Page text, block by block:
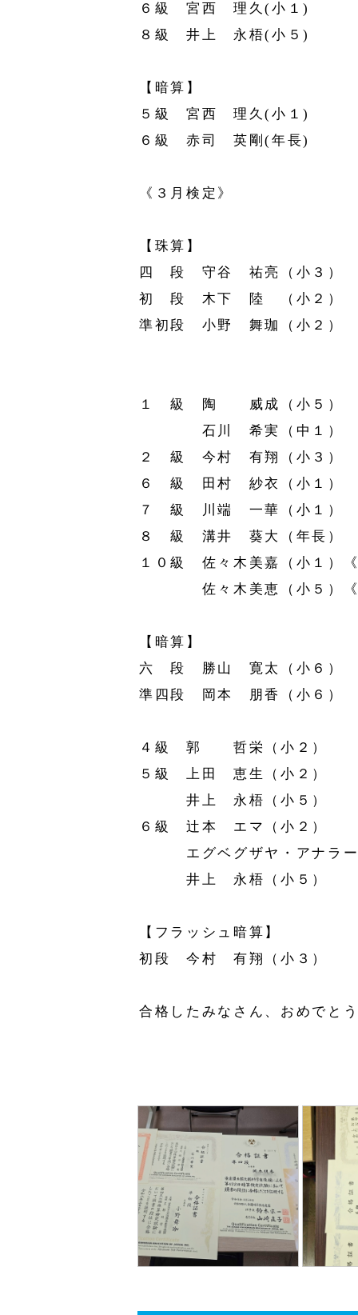
６級 宮西 理久(小１)
８級 井上 永梧(小５)
【暗算】
５級 宮西 理久(小１)
６級 赤司 英剛(年長)
《３月検定》
【珠算】
四 段 守谷 祐亮（小３）
初 段 木下 陸 （小２）
準初段 小野 舞珈（小２）
１ 級 陶 威成（小５）
石川 希実（中１）
２ 級 今村 有翔（小３）
６ 級 田村 紗衣（小１）
７ 級 川端 一華（小１）
８ 級 溝井 葵大（年長）
１０級 佐々木美嘉（小１）
佐々木美恵（小５）《
【暗算】
六 段 勝山 寛太（小６）
準四段 岡本 朋香（小６）
４級 郭 哲栄（小２）
５級 上田 恵生（小２）
井上 永梧（小５）
６級 辻󠄀本 エマ（小２）
エグベグザヤ・アナラー
井上 永梧（小５）
【フラッシュ暗算】
初段 今村 有翔（小３）
合格したみなさん、おめでと